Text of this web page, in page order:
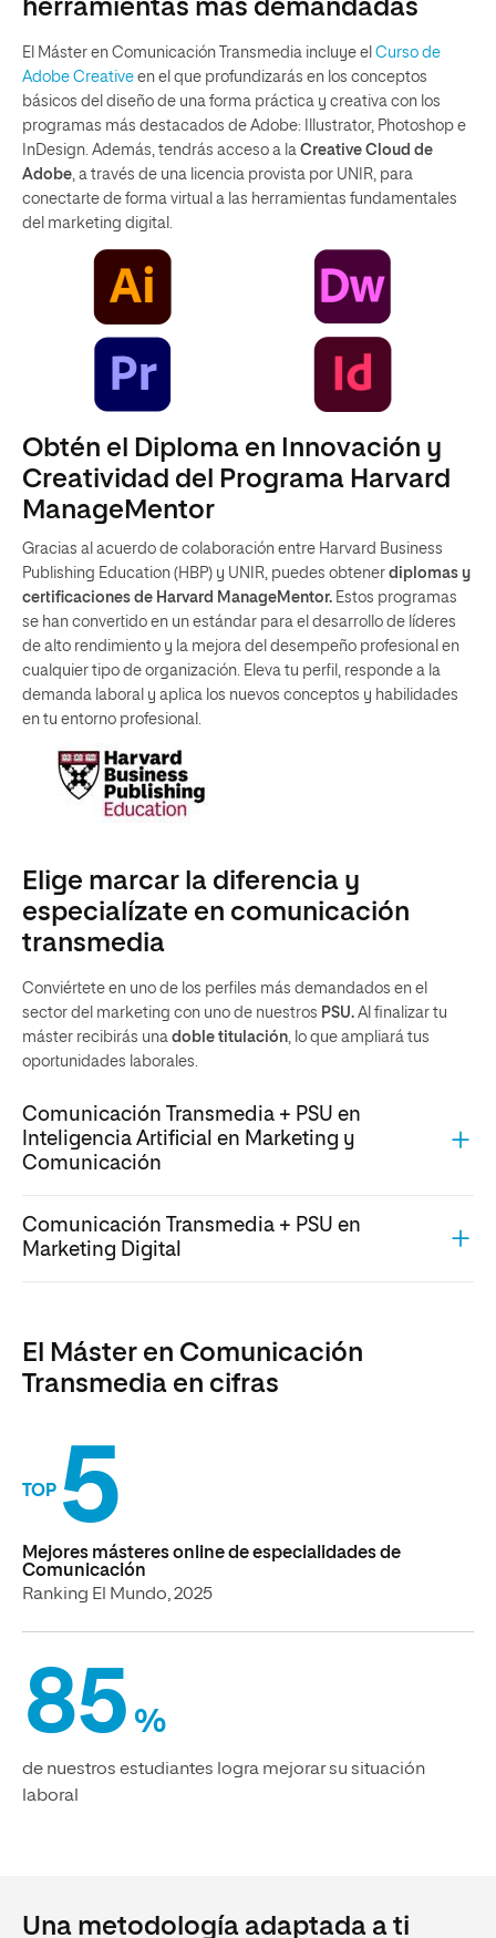
herramientas más demandadas
El Máster en Comunicación Transmedia incluye el Curso de
Adobe Creative en el que profundizarás en los conceptos
básicos del diseño de una forma práctica y creativa con los
programas más destacados de Adobe: Illustrator, Photoshop e
InDesign. Además, tendrás acceso a la Creative Cloud de
Adobe , a través de una licencia provista por UNIR, para
conectarte de forma virtual a las herramientas fundamentales
del marketing digital.
Obtén el Diploma en Innovación y
Creatividad del Programa Harvard
ManageMentor
Gracias al acuerdo de colaboración entre Harvard Business
Publishing Education (HBP) y UNIR, puedes obtener diplomas y
certificaciones de Harvard ManageMentor. Estos programas
se han convertido en un estándar para el desarrollo de líderes
de alto rendimiento y la mejora del desempeño profesional en
cualquier tipo de organización. Eleva tu perfil, responde a la
demanda laboral y aplica los nuevos conceptos y habilidades
en tu entorno profesional.
Elige marcar la diferencia y
especialízate en comunicación
transmedia
Conviértete en uno de los perfiles más demandados en el
sector del marketing con uno de nuestros PSU. Al finalizar tu
máster recibirás una doble titulación , lo que ampliará tus
oportunidades laborales.
Comunicación Transmedia + PSU en
Inteligencia Artificial en Marketing y
Comunicación
Comunicación Transmedia + PSU en
Marketing Digital
El Máster en Comunicación
Transmedia en cifras
TOP 5
Mejores másteres online de especialidades de
Comunicación
Ranking El Mundo, 2025
85 %
de nuestros estudiantes logra mejorar su situación
laboral
Una metodología adaptada a ti